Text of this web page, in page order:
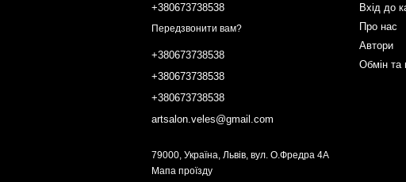
+380673738538
Передзвонити вам?
+380673738538
+380673738538
+380673738538
artsalon.veles@gmail.com
79000, Україна, Львів, вул. О.Фредра 4А
Мапа проїзду
Вхід до
Про нас
Автори
Обмін та